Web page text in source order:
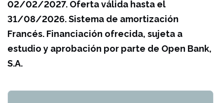
02/02/2027. Oferta válida hasta el
31/08/2026. Sistema de amortización
Francés. Financiación ofrecida, sujeta a
estudio y aprobación por parte de Open Bank,
S.A.